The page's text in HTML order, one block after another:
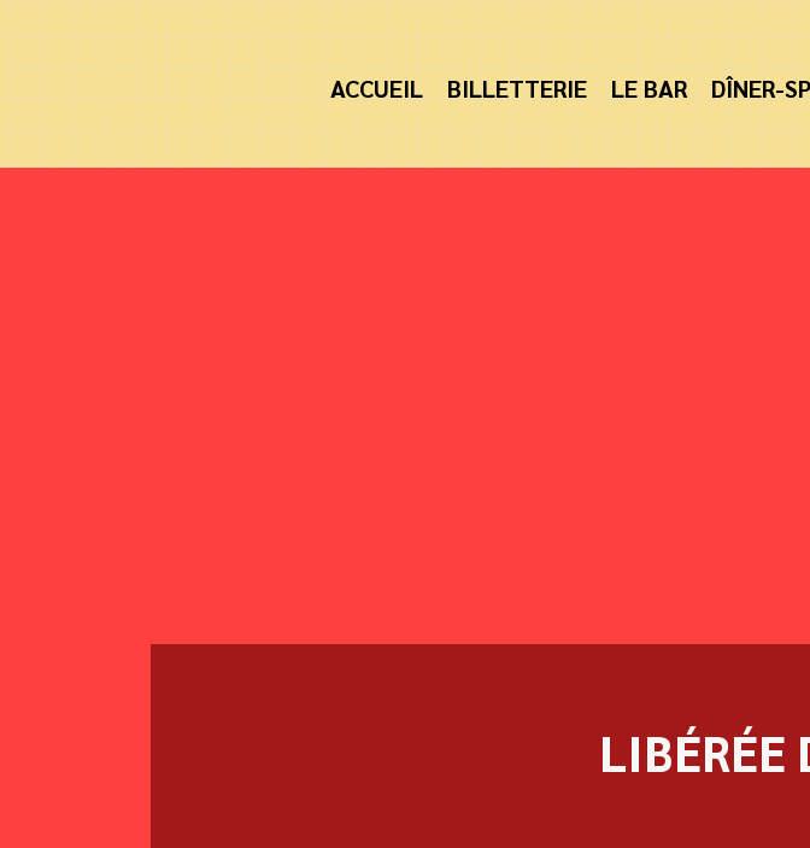
ACCUEIL BILLETTERIE LE BAR DÎNER-
LIBÉRÉE